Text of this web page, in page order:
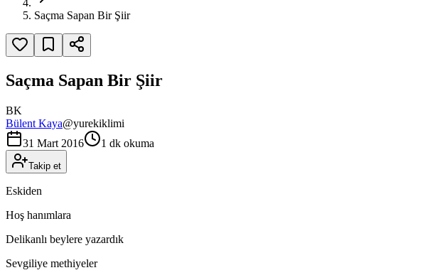
Saçma Sapan Bir Şiir
Saçma Sapan Bir Şiir
BK
Bülent Kaya@yurekiklimi
31 Mart 2016
1 dk okuma
Takip et
Eskiden
Hoş hanımlara
Delikanlı beylere yazardık
Sevgiliye methiyeler